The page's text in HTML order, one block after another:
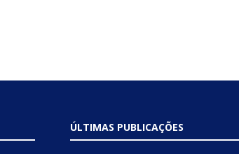
ÚLTIMAS PUBLICAÇÕES